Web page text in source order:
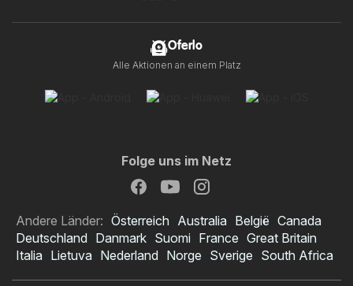
Oferlo
Alle Aktionen an einem Platz
Folge uns im Netz
Andere Länder: Österreich Australia België Canada
Deutschland Danmark Suomi France Great Britain
Italia Lietuva Nederland Norge Sverige South Africa